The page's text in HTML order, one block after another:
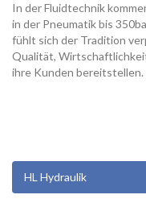
In der Fluidtechnik
in der Pneumatik bis
fühlt sich der Tradition
Qualität,
ihre Kunden bereitstellen.
HL Hydraulik